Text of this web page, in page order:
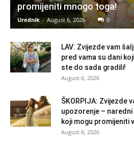
promijeniti mnogo toga!
Urednik - August 6, 2026 0
LAV: Zvijezde vam
pred vama su dani
ste do sada gradili!
August 6, 2026
ŠKORPIJA: Zvijezde
upozorenje –
koji mogu promijeniti
August 6, 2026